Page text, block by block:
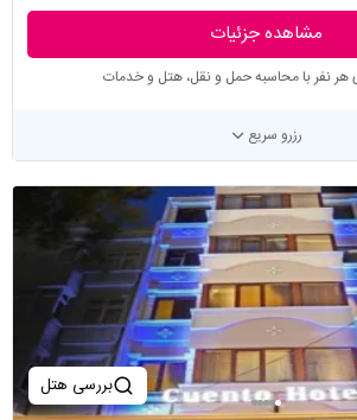
مشاهده جزئیات
هر نفر با محاسبه حمل و نقل، هتل و خدمات
رزرو سریع
بررسی هتل